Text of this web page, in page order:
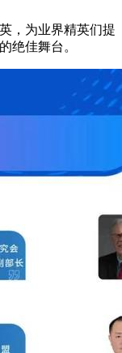
，为业界精英们提
绝佳舞台。